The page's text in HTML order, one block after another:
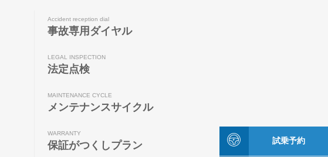
試乗予約
Accident reception dial
事故専用ダイヤル
LEGAL INSPECTION
法定点検
MAINTENANCE CYCLE
メンテナンスサイクル
WARRANTY
保証がつくしプラン